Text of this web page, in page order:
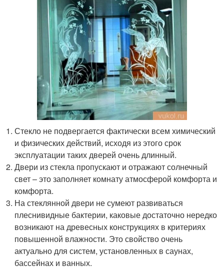
Стекло не подвергается фактически всем химический
и физических действий, исходя из этого срок
эксплуатации таких дверей очень длинный.
Двери из стекла пропускают и отражают солнечный
свет – это заполняет комнату атмосферой комфорта и
комфорта.
На стеклянной двери не сумеют развиваться
плеснивидные бактерии, каковые достаточно нередко
возникают на древесных конструкциях в критериях
повышенной влажности. Это свойство очень
актуально для систем, установленных в саунах,
бассейнах и ванных.